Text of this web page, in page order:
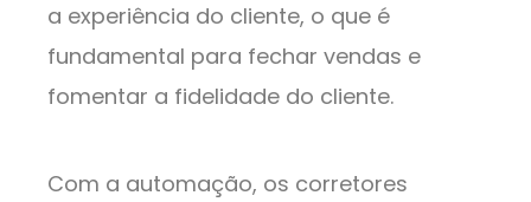
a experiência do cliente, o que é
fundamental para fechar vendas e
fomentar a fidelidade do cliente.
Com a automação, os corretores